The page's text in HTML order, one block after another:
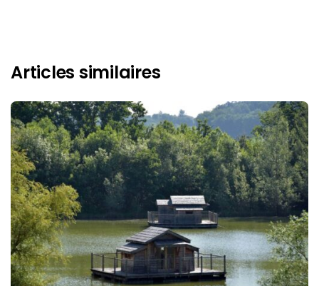
Articles similaires